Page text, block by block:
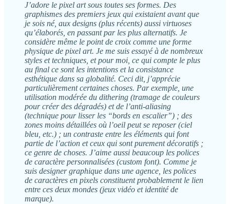
J’adore le pixel art sous toutes ses formes. Des
graphismes des premiers jeux qui existaient avant que
je sois né, aux designs (plus récents) aussi virtuoses
qu’élaborés, en passant par les plus alternatifs. Je
considère même le point de croix comme une forme
physique de pixel art. Je me suis essayé à de nombreux
styles et techniques, et pour moi, ce qui compte le plus
au final ce sont les intentions et la consistance
esthétique dans sa globalité. Ceci dit, j’apprécie
particulièrement certaines choses. Par exemple, une
utilisation modérée du dithering (tramage de couleurs
pour créer des dégradés) et de l’anti-aliasing
(technique pour lisser les “bords en escalier”) ; des
zones moins détaillées où l’oeil peut se reposer (ciel
bleu, etc.) ; un contraste entre les éléments qui font
partie de l’action et ceux qui sont purement décoratifs ;
ce genre de choses. J’aime aussi beaucoup les polices
de caractère personnalisées (custom font). Comme je
suis designer graphique dans une agence, les polices
de caractères en pixels constituent probablement le lien
entre ces deux mondes (jeux vidéo et identité de
marque).